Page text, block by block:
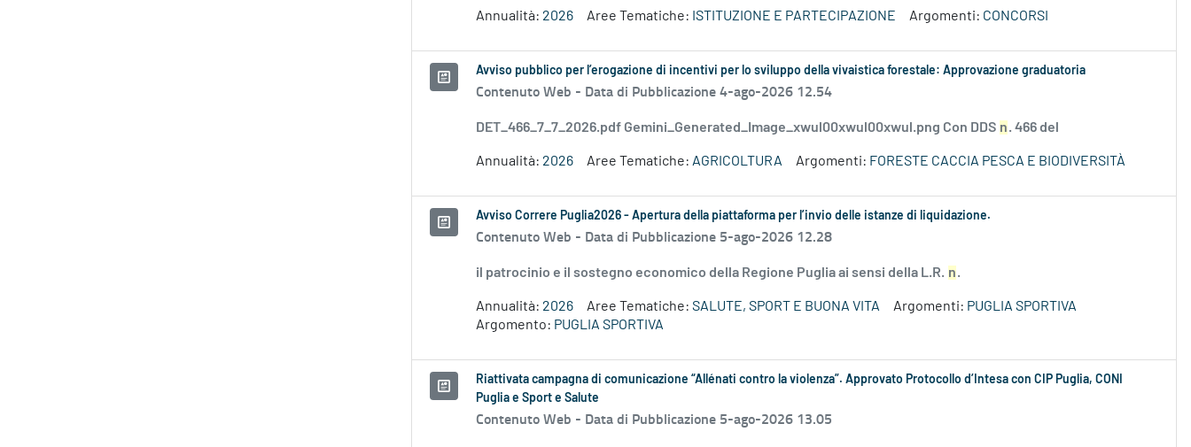
Annualità: 2026 Aree Tematiche: ISTITUZIONE E PARTECIPAZIONE Argomenti: CONCORSI
Avviso pubblico per l’erogazione di incentivi per lo sviluppo della vivaistica forestale: Approvazione graduatoria
Contenuto Web - Data di Pubblicazione 4-ago-2026 12.54
DET_466_7_7_2026.pdf Gemini_Generated_Image_xwul00xwul00xwul.png Con DDS n. 466 del
Annualità: 2026 Aree Tematiche: AGRICOLTURA Argomenti: FORESTE CACCIA PESCA E BIODIVERSITÀ
Avviso Correre Puglia2026 - Apertura della piattaforma per l’invio delle istanze di liquidazione.
Contenuto Web - Data di Pubblicazione 5-ago-2026 12.28
il patrocinio e il sostegno economico della Regione Puglia ai sensi della L.R. n.
Annualità: 2026 Aree Tematiche: SALUTE, SPORT E BUONA VITA Argomenti: PUGLIA SPORTIVA
Argomento: PUGLIA SPORTIVA
Riattivata campagna di comunicazione “Allénati contro la violenza”. Approvato Protocollo d’Intesa con CIP Puglia, CONI
Puglia e Sport e Salute
Contenuto Web - Data di Pubblicazione 5-ago-2026 13.05